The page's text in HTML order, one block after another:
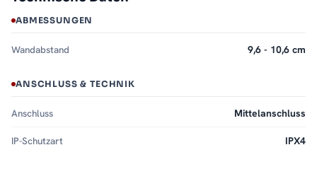
ABMESSUNGEN
Wandabstand 9,6 - 10,6 cm
ANSCHLUSS & TECHNIK
Anschluss Mittelanschluss
IP-Schutzart IPX4